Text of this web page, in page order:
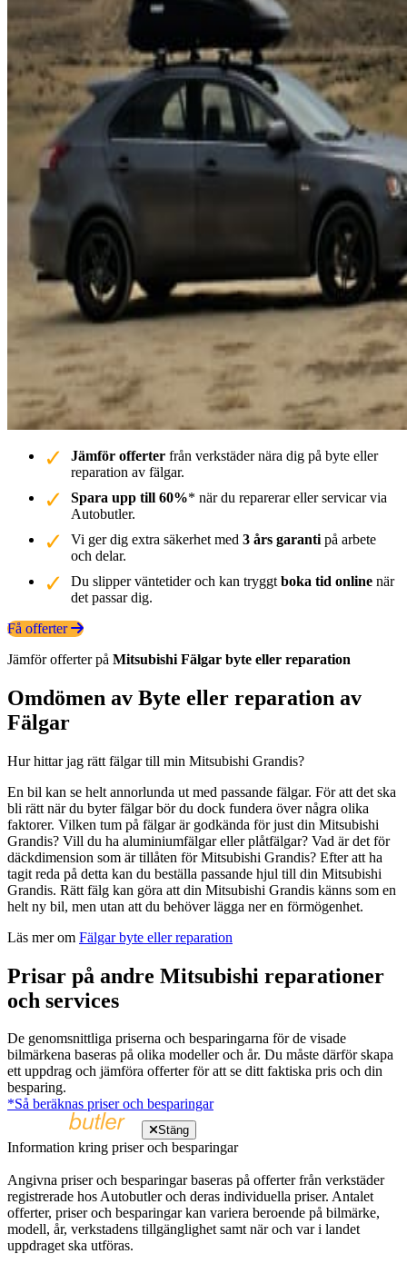
Jämför offerter från verkstäder nära dig på byte eller
reparation av fälgar.
Spara upp till 60%* när du reparerar eller servicar via
Autobutler.
Vi ger dig extra säkerhet med 3 års garanti på arbete
och delar.
Du slipper väntetider och kan tryggt boka tid online när
det passar dig.
Få offerter
Jämför offerter på Mitsubishi Fälgar byte eller reparation
Omdömen av Byte eller reparation av
Fälgar
Hur hittar jag rätt fälgar till min Mitsubishi Grandis?
En bil kan se helt annorlunda ut med passande fälgar. För att det ska
bli rätt när du byter fälgar bör du dock fundera över några olika
faktorer. Vilken tum på fälgar är godkända för just din Mitsubishi
Grandis? Vill du ha aluminiumfälgar eller plåtfälgar? Vad är det för
däckdimension som är tillåten för Mitsubishi Grandis? Efter att ha
tagit reda på detta kan du beställa passande hjul till din Mitsubishi
Grandis. Rätt fälg kan göra att din Mitsubishi Grandis känns som en
helt ny bil, men utan att du behöver lägga ner en förmögenhet.
Läs mer om Fälgar byte eller reparation
Prisar på andre Mitsubishi reparationer
och services
De genomsnittliga priserna och besparingarna för de visade
bilmärkena baseras på olika modeller och år. Du måste därför skapa
ett uppdrag och jämföra offerter för att se ditt faktiska pris och din
besparing.
*Så beräknas priser och besparingar
Stäng
Information kring priser och besparingar
Angivna priser och besparingar baseras på offerter från verkstäder
registrerade hos Autobutler och deras individuella priser. Antalet
offerter, priser och besparingar kan variera beroende på bilmärke,
modell, år, verkstadens tillgänglighet samt när och var i landet
uppdraget ska utföras.